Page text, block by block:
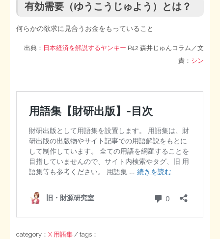
有効需要（ゆうこうじゅよう）とは？
何らかの欲求に見合うお金をもっていること
出典： 日本経済を解説するヤンキー P42 森井じゅんコラム／文
責： シン
category：X 用語集 / tags：